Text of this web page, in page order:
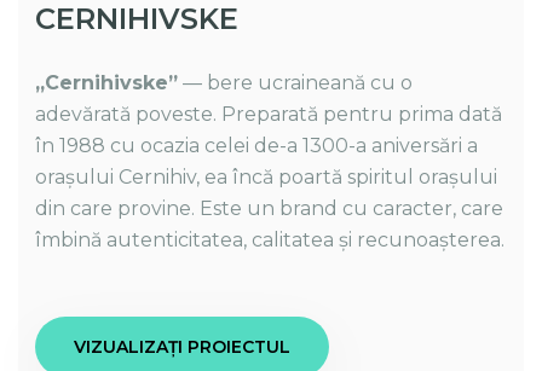
CERNIHIVSKE
„Cernihivske” — bere ucraineană cu o
adevărată poveste. Preparată pentru prima dată
în 1988 cu ocazia celei de-a 1300-a aniversări a
orașului Cernihiv, ea încă poartă spiritul orașului
din care provine. Este un brand cu caracter, care
îmbină autenticitatea, calitatea și recunoașterea.
VIZUALIZAȚI PROIECTUL